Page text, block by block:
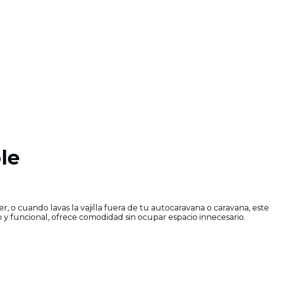
o cuando lavas la vajilla fuera de tu autocaravana o caravana, este
funcional, ofrece comodidad sin ocupar espacio innecesario.